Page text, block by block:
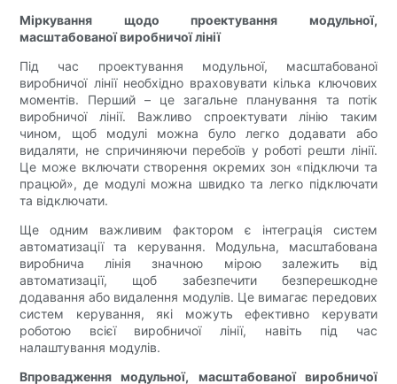
Міркування щодо проектування модульної,
масштабованої виробничої лінії
Під час проектування модульної, масштабованої
виробничої лінії необхідно враховувати кілька ключових
моментів. Перший – це загальне планування та потік
виробничої лінії. Важливо спроектувати лінію таким
чином, щоб модулі можна було легко додавати або
видаляти, не спричиняючи перебоїв у роботі решти лінії.
Це може включати створення окремих зон «підключи та
працюй», де модулі можна швидко та легко підключати
та відключати.
Ще одним важливим фактором є інтеграція систем
автоматизації та керування. Модульна, масштабована
виробнича лінія значною мірою залежить від
автоматизації, щоб забезпечити безперешкодне
додавання або видалення модулів. Це вимагає передових
систем керування, які можуть ефективно керувати
роботою всієї виробничої лінії, навіть під час
налаштування модулів.
Впровадження модульної, масштабованої виробничої